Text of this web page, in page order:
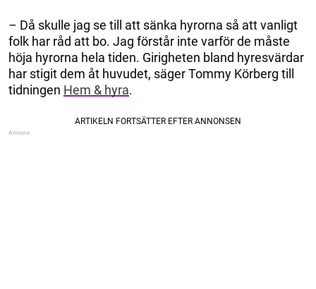
– Då skulle jag se till att sänka ­hyrorna så att vanligt
folk har råd att bo. Jag förstår inte varför de måste
höja hyrorna hela tiden. Girigheten bland hyresvärdar
har stigit dem åt huvudet, säger Tommy Körberg till
tidningen Hem & hyra.